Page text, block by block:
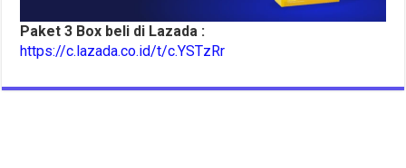
Paket 3 Box beli di Lazada :
https://c.lazada.co.id/t/c.YSTzRr